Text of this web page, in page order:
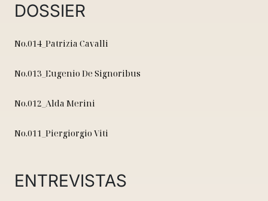
DOSSIER
No.014_Patrizia Cavalli
No.013_Eugenio De Signoribus
No.012_Alda Merini
No.011_Piergiorgio Viti
ENTREVISTAS